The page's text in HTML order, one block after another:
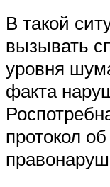
В такой
вызывать
уровня
факта
протокол